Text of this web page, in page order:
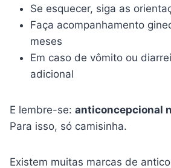
Se esquecer, siga as
Faça acompanhamento
meses
Em caso de vômito ou
adicional
E lembre-se: anticoncepcional
Para isso, só camisinha.
Existem muitas marcas de